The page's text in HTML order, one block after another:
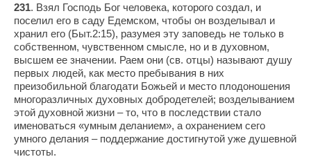
231. Взял Господь Бог человека, которого создал, и
поселил его в саду Едемском, чтобы он возделывал и
хранил его (Быт.2:15), разумея эту заповедь не только в
собственном, чувственном смысле, но и в духовном,
высшем ее значении. Раем они (св. отцы) называют душу
первых людей, как место пребывания в них
преизобильной благодати Божьей и место плодоношения
многоразличных духовных добродетелей; возделыванием
этой духовной жизни – то, что в последствии стало
именоваться «умным деланием», а охранением сего
умного делания – поддержание достигнутой уже душевной
чистоты.